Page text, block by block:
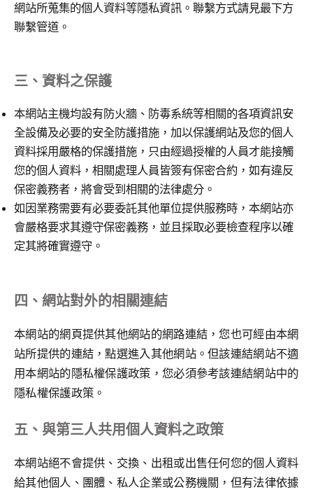
網站所蒐集的個人資料等隱私資訊。聯繫方式請見最下方
聯繫管道。
三、資料之保護
本網站主機均設有防火牆、防毒系統等相關的各項資訊安
全設備及必要的安全防護措施，加以保護網站及您的個人
資料採用嚴格的保護措施，只由經過授權的人員才能接觸
您的個人資料，相關處理人員皆簽有保密合約，如有違反
保密義務者，將會受到相關的法律處分。
如因業務需要有必要委託其他單位提供服務時，本網站亦
會嚴格要求其遵守保密義務，並且採取必要檢查程序以確
定其將確實遵守。
四、網站對外的相關連結
本網站的網頁提供其他網站的網路連結，您也可經由本網
站所提供的連結，點選進入其他網站。但該連結網站不適
用本網站的隱私權保護政策，您必須參考該連結網站中的
隱私權保護政策。
五、與第三人共用個人資料之政策
本網站絕不會提供、交換、出租或出售任何您的個人資料
給其他個人、團體、私人企業或公務機關，但有法律依據